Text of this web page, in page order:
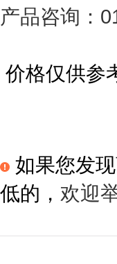
产品咨询：
价格仅供参
如果您发
低的， 欢迎